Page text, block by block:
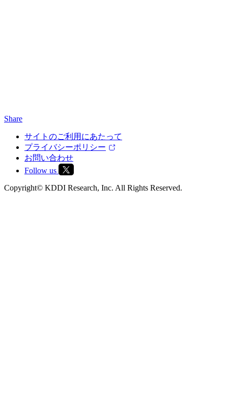
Share
サイトのご利用にあたって
プライバシーポリシー
お問い合わせ
Follow us
Copyright© KDDI Research, Inc. All Rights Reserved.